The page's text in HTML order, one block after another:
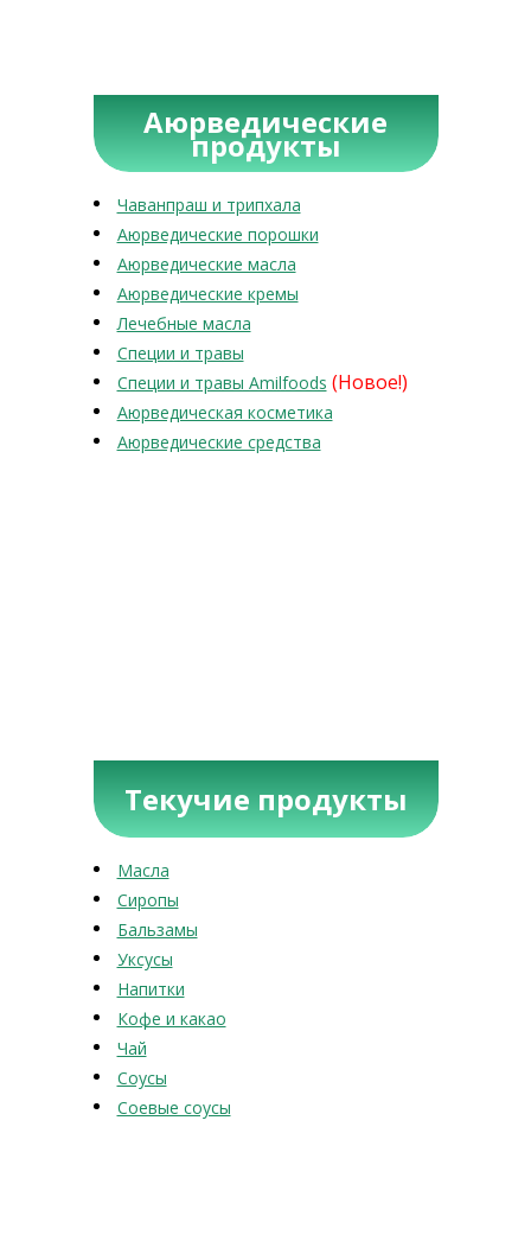
Аюрведические
продукты
Чаванпраш и трипхала
Аюрведические порошки
Аюрведические масла
Аюрведические кремы
Лечебные масла
Специи и травы
Специи и травы Amilfoods (Новое!)
Аюрведическая косметика
Аюрведические средства
Текучие продукты
Масла
Сиропы
Бальзамы
Уксусы
Напитки
Кофе и какао
Чай
Соусы
Соевые соусы